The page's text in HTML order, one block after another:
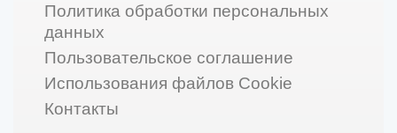
Политика обработки персональных
данных
Пользовательское соглашение
Использования файлов Cookie
Контакты